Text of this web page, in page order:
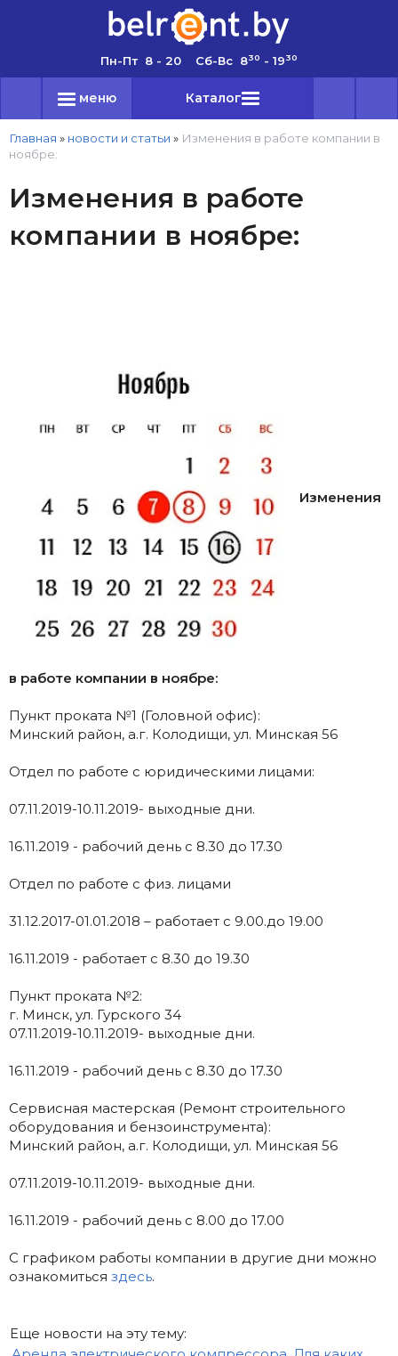
Пн-Пт 8 - 20 Сб-Вс 830 - 1930
меню Каталог
Главная » новости и статьи » Изменения в работе компании в
ноябре:
Изменения в работе
компании в ноябре:
Изменения
в работе компании в ноябре:
Пункт проката №1 (Головной офис):
Минский район, а.г. Колодищи, ул. Минская 56
Отдел по работе с юридическими лицами:
07.11.2019-10.11.2019- выходные дни.
16.11.2019 - рабочий день с 8.30 до 17.30
Отдел по работе с физ. лицами
31.12.2017-01.01.2018 – работает с 9.00.до 19.00
16.11.2019 - работает с 8.30 до 19.30
Пункт проката №2:
г. Минск, ул. Гурского 34
07.11.2019-10.11.2019- выходные дни.
16.11.2019 - рабочий день с 8.30 до 17.30
Сервисная мастерская (Ремонт строительного
оборудования и бензоинструмента):
Минский район, а.г. Колодищи, ул. Минская 56
07.11.2019-10.11.2019- выходные дни.
16.11.2019 - рабочий день с 8.00 до 17.00
С графиком работы компании в другие дни можно
ознакомиться здесь.
Еще новости на эту тему: